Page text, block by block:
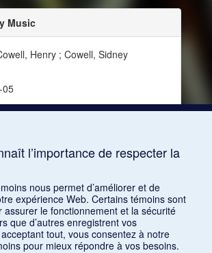
Music
Henry ; Cowell, Sidney
05
Music, vol. 20, no 4 (mai 1943)
l’importance de respecter la
nous permet d’améliorer et de
expérience Web. Certains témoins sont
assurer le fonctionnement et la sécurité
que d’autres enregistrent vos
tout, vous consentez à notre
pour mieux répondre à vos besoins.